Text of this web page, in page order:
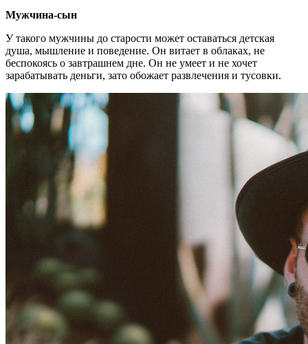
Мужчина-сын
У такого мужчины до старости может оставаться детская
душа, мышление и поведение. Он витает в облаках, не
беспокоясь о завтрашнем дне. Он не умеет и не хочет
зарабатывать деньги, зато обожает развлечения и тусовки.